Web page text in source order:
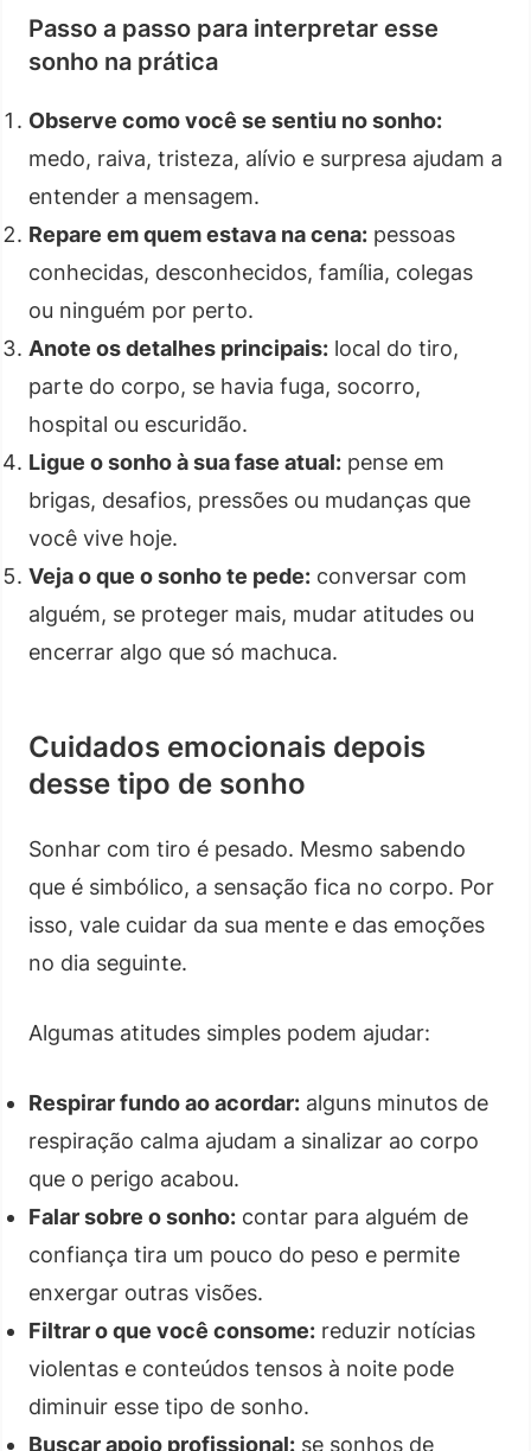
Passo a passo para interpretar esse
sonho na prática
Observe como você se sentiu no sonho:
medo, raiva, tristeza, alívio e surpresa ajudam a
entender a mensagem.
Repare em quem estava na cena: pessoas
conhecidas, desconhecidos, família, colegas
ou ninguém por perto.
Anote os detalhes principais: local do tiro,
parte do corpo, se havia fuga, socorro,
hospital ou escuridão.
Ligue o sonho à sua fase atual: pense em
brigas, desafios, pressões ou mudanças que
você vive hoje.
Veja o que o sonho te pede: conversar com
alguém, se proteger mais, mudar atitudes ou
encerrar algo que só machuca.
Cuidados emocionais depois
desse tipo de sonho
Sonhar com tiro é pesado. Mesmo sabendo
que é simbólico, a sensação fica no corpo. Por
isso, vale cuidar da sua mente e das emoções
no dia seguinte.
Algumas atitudes simples podem ajudar:
Respirar fundo ao acordar: alguns minutos de
respiração calma ajudam a sinalizar ao corpo
que o perigo acabou.
Falar sobre o sonho: contar para alguém de
confiança tira um pouco do peso e permite
enxergar outras visões.
Filtrar o que você consome: reduzir notícias
violentas e conteúdos tensos à noite pode
diminuir esse tipo de sonho.
Buscar apoio profissional: se sonhos de